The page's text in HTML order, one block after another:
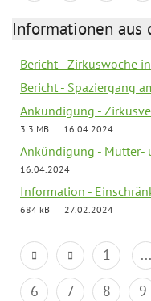
Informationen aus
Bericht - Zirkuswoche
Bericht - Spaziergang
Ankündigung -
3.3 MB
16.04.2024
Ankündigung - Mutter-
16.04.2024
Information -
684 kB
27.02.2024
1 ...
6
7 8 9